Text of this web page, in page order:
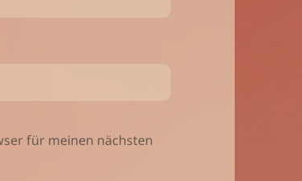
für meinen nächsten